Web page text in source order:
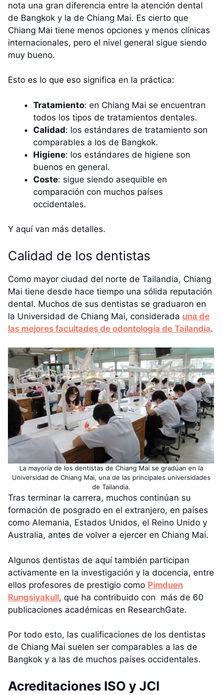
nota una gran diferencia entre la atención dental
de Bangkok y la de Chiang Mai. Es cierto que
Chiang Mai tiene menos opciones y menos clínicas
internacionales, pero el nivel general sigue siendo
muy bueno.
Esto es lo que eso significa en la práctica:
Tratamiento: en Chiang Mai se encuentran
todos los tipos de tratamientos dentales.
Calidad: los estándares de tratamiento son
comparables a los de Bangkok.
Higiene: los estándares de higiene son
buenos en general.
Coste: sigue siendo asequible en
comparación con muchos países
occidentales.
Y aquí van más detalles.
Calidad de los dentistas
Como mayor ciudad del norte de Tailandia, Chiang
Mai tiene desde hace tiempo una sólida reputación
dental. Muchos de sus dentistas se graduaron en
la Universidad de Chiang Mai, considerada una de
las mejores facultades de odontología de Tailandia.
La mayoría de los dentistas de Chiang Mai se gradúan en la
Universidad de Chiang Mai, una de las principales universidades
de Tailandia.
Tras terminar la carrera, muchos continúan su
formación de posgrado en el extranjero, en países
como Alemania, Estados Unidos, el Reino Unido y
Australia, antes de volver a ejercer en Chiang Mai.
Algunos dentistas de aquí también participan
activamente en la investigación y la docencia, entre
ellos profesores de prestigio como Pimduen
Rungsiyakull, que ha contribuido con más de 60
publicaciones académicas en ResearchGate.
Por todo esto, las cualificaciones de los dentistas
de Chiang Mai suelen ser comparables a las de
Bangkok y a las de muchos países occidentales.
Acreditaciones ISO y JCI